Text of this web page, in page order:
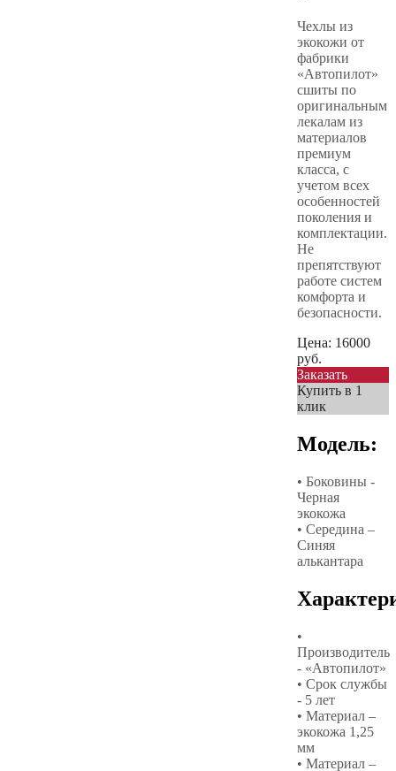
Чехлы из
экокожи от
фабрики
«Автопилот»
сшиты по
оригинальным
лекалам из
материалов
премиум
класса, с
учетом всех
особенностей
поколения и
комплектации.
Не
препятствуют
работе систем
комфорта и
безопасности.
Цена: 16000
руб.
Заказать
Купить в 1
клик
Модель:
• Боковины -
Черная
экокожа
• Середина –
Синяя
алькантара
•
Производитель
- «Автопилот»
• Срок службы
- 5 лет
• Материал –
экокожа 1,25
мм
• Материал –